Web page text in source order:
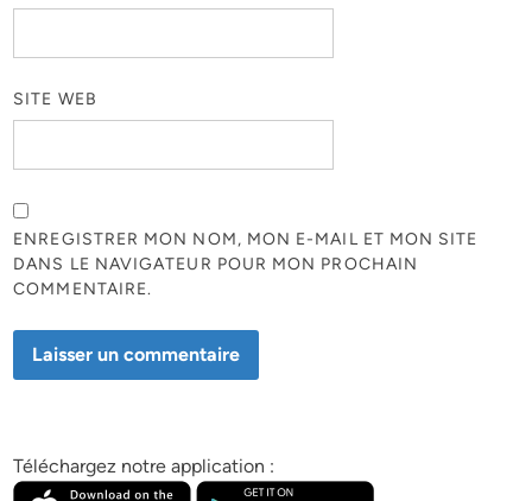
SITE WEB
ENREGISTRER MON NOM, MON E-MAIL ET MON SITE
DANS LE NAVIGATEUR POUR MON PROCHAIN
COMMENTAIRE.
Téléchargez notre application :